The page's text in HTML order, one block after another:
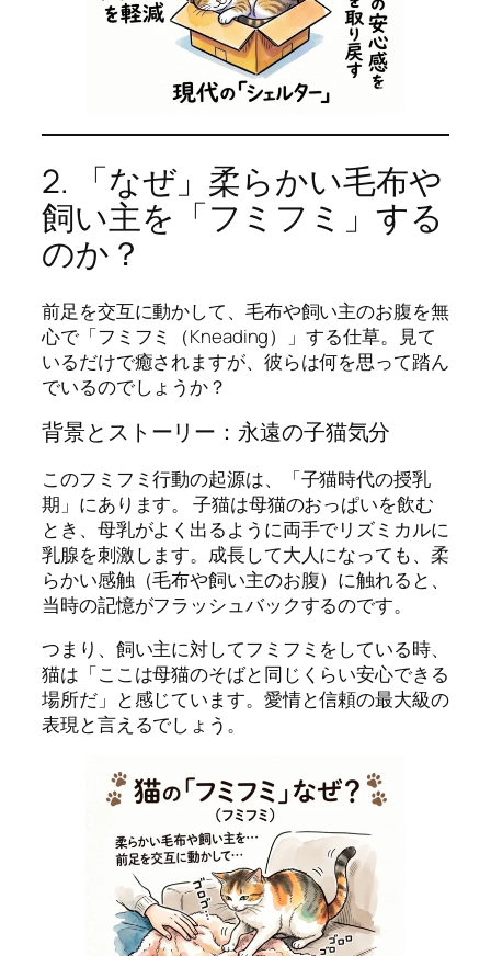
2. 「なぜ」柔らかい毛布や
飼い主を「フミフミ」する
のか？
前足を交互に動かして、毛布や飼い主のお腹を無
心で「フミフミ（Kneading）」する仕草。見て
いるだけで癒されますが、彼らは何を思って踏ん
でいるのでしょうか？
背景とストーリー：永遠の子猫気分
このフミフミ行動の起源は、「子猫時代の授乳
期」にあります。 子猫は母猫のおっぱいを飲む
とき、母乳がよく出るように両手でリズミカルに
乳腺を刺激します。成長して大人になっても、柔
らかい感触（毛布や飼い主のお腹）に触れると、
当時の記憶がフラッシュバックするのです。
つまり、飼い主に対してフミフミをしている時、
猫は「ここは母猫のそばと同じくらい安心できる
場所だ」と感じています。愛情と信頼の最大級の
表現と言えるでしょう。